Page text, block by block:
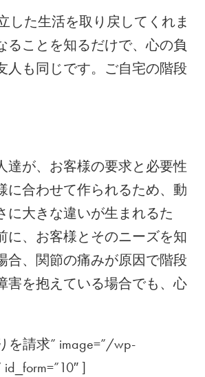
した生活を取り戻してくれま
ことを知るだけで、心の負
人も同じです。ご自宅の階段
達が、お客様の要求と必要性
に合わせて作られるため、動
に大きな違いが生まれるた
に、お客様とそのニーズを知
合、関節の痛みが原因で階段
害を抱えている場合でも、心
を請求” image=”/wp-
]